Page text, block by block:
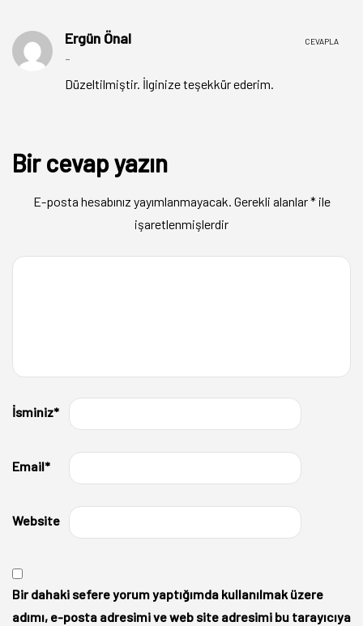
CEVAPLA
Ergün Önal
-
Düzeltilmiştir. İlginize teşekkür ederim.
Bir cevap yazın
E-posta hesabınız yayımlanmayacak. Gerekli alanlar*ile
işaretlenmişlerdir
İsminiz*
Email*
Website
Bir dahaki sefere yorum yaptığımda kullanılmak üzere
adımı, e-posta adresimi ve web site adresimi bu tarayıcıya